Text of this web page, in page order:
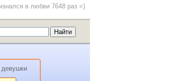
в любви 7648 раз =)